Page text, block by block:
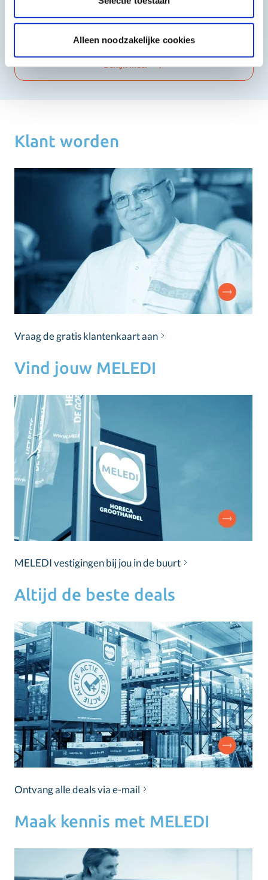
Alleen noodzakelijke cookies
Shoarma, Kebab & Grill Fast Food
Bekijk meer
Klant worden
Vraag de gratis klantenkaart aan
Vind jouw MELEDI
MELEDI vestigingen bij jou in de buurt
Altijd de beste deals
Ontvang alle deals via e-mail
Maak kennis met MELEDI